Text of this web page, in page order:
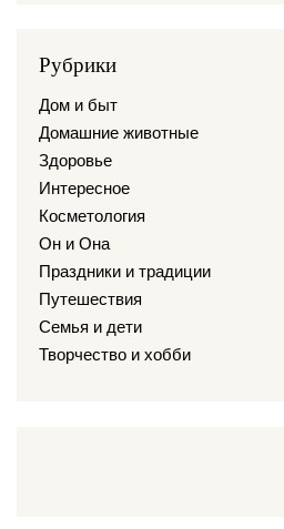
Рубрики
Дом и быт
Домашние животные
Здоровье
Интересное
Косметология
Он и Она
Праздники и традиции
Путешествия
Семья и дети
Творчество и хобби